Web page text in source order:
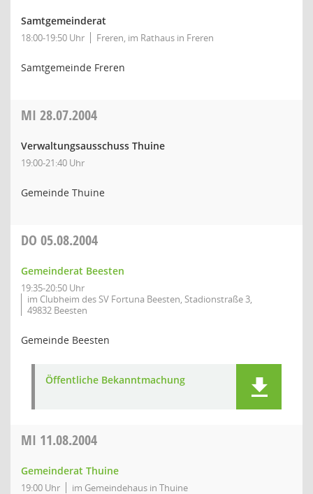
Samtgemeinderat
18:00-19:50 Uhr Freren, im Rathaus in Freren
Samtgemeinde Freren
MI 28.07.2004
Verwaltungsausschuss Thuine
19:00-21:40 Uhr
Gemeinde Thuine
DO 05.08.2004
Gemeinderat Beesten
19:35-20:50 Uhr
im Clubheim des SV Fortuna Beesten, Stadionstraße 3,
49832 Beesten
Gemeinde Beesten
Öffentliche Bekanntmachung
MI 11.08.2004
Gemeinderat Thuine
19:00 Uhr im Gemeindehaus in Thuine